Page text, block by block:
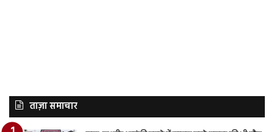
ताज़ा समाचार